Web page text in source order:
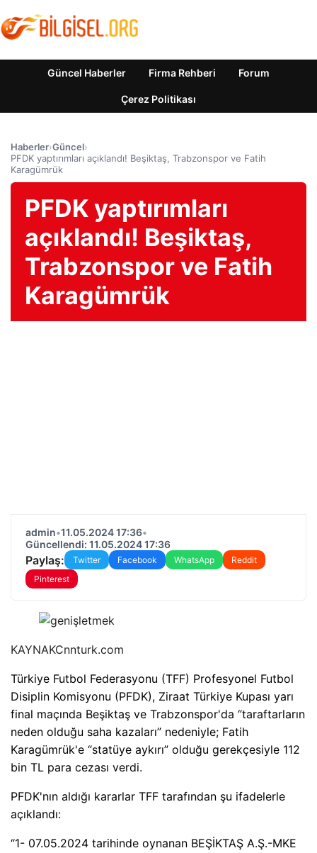
Güncel Haberler Firma Rehberi Forum
Çerez Politikası
Haberler›Güncel›
PFDK yaptırımları açıklandı! Beşiktaş, Trabzonspor ve Fatih
Karagümrük
PFDK yaptırımları
açıklandı! Beşiktaş,
Trabzonspor ve Fatih
Karagümrük
admin•11.05.2024 17:36•
Güncellendi: 11.05.2024 17:36
Paylaş: Twitter Facebook WhatsApp
Reddit
Pinterest
KAYNAKCnnturk.com
Türkiye Futbol Federasyonu (TFF) Profesyonel Futbol
Disiplin Komisyonu (PFDK), Ziraat Türkiye Kupası yarı
final maçında Beşiktaş ve Trabzonspor'da “taraftarların
neden olduğu saha kazaları” nedeniyle; Fatih
Karagümrük'e “statüye aykırı” olduğu gerekçesiyle 112
bin TL para cezası verdi.
PFDK'nın aldığı kararlar TFF tarafından şu ifadelerle
açıklandı:
“1- 07.05.2024 tarihinde oynanan BEŞİKTAŞ A.Ş.-MKE